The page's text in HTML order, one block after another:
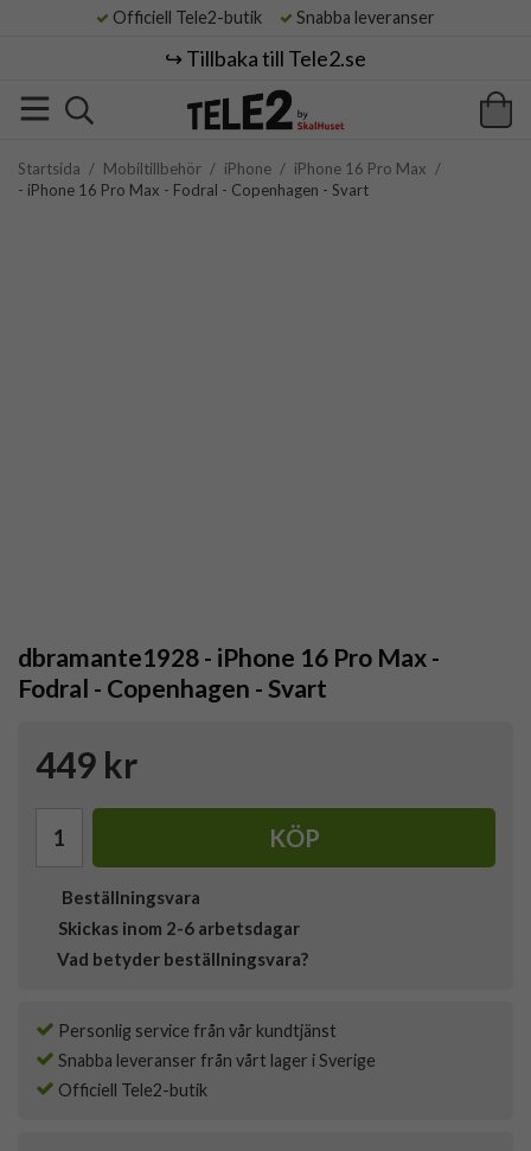
Officiell Tele2-butik Snabba leveranser
↪️ Tillbaka till Tele2.se
Startsida / Mobiltillbehör / iPhone / iPhone 16 Pro Max /
- iPhone 16 Pro Max - Fodral - Copenhagen - Svart
dbramante1928 - iPhone 16 Pro Max -
Fodral - Copenhagen - Svart
449 kr
KÖP
Beställningsvara
Skickas inom 2-6 arbetsdagar
Vad betyder beställningsvara?
Personlig service från vår kundtjänst
Snabba leveranser från vårt lager i Sverige
Officiell Tele2-butik